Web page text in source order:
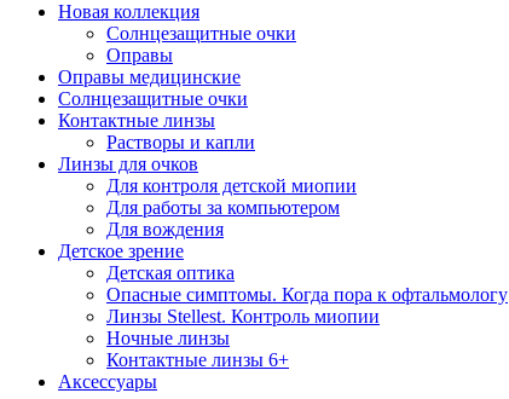
Новая коллекция
Солнцезащитные очки
Оправы
Оправы медицинские
Солнцезащитные очки
Контактные линзы
Растворы и капли
Линзы для очков
Для контроля детской миопии
Для работы за компьютером
Для вождения
Детское зрение
Детская оптика
Опасные симптомы. Когда пора к офтальмологу
Линзы Stellest. Контроль миопии
Ночные линзы
Контактные линзы 6+
Аксессуары